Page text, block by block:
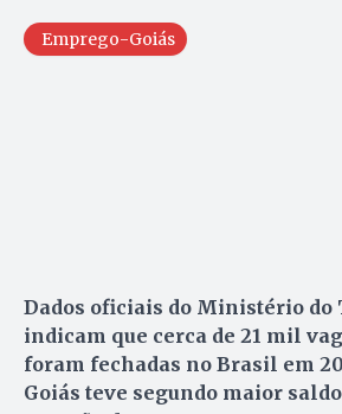
Emprego-Goiás
Dados oficiais do Ministério do
indicam que cerca de 21 mil
foram fechadas no Brasil em
Goiás teve segundo maior